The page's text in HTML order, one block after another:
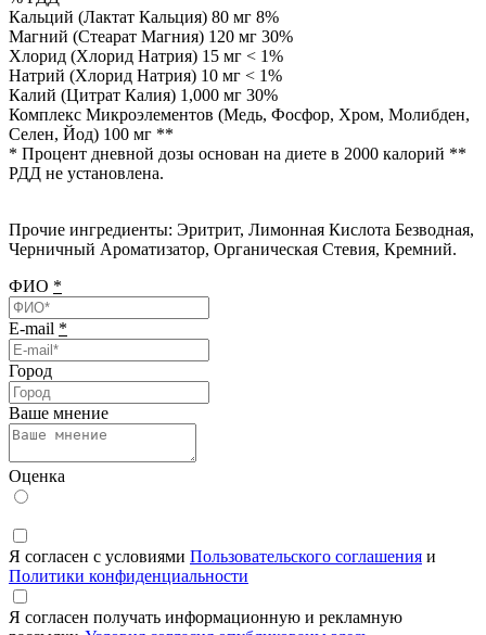
Кальций (Лактат Кальция) 80 мг 8%
Магний (Стеарат Магния) 120 мг 30%
Хлорид (Хлорид Натрия) 15 мг < 1%
Натрий (Хлорид Натрия) 10 мг < 1%
Калий (Цитрат Калия) 1,000 мг 30%
Комплекс Микроэлементов (Медь, Фосфор, Хром, Молибден,
Селен, Йод) 100 мг **
* Процент дневной дозы основан на диете в 2000 калорий **
РДД не установлена.
Прочие ингредиенты: Эритрит, Лимонная Кислота Безводная,
Черничный Ароматизатор, Органическая Стевия, Кремний.
ФИО *
E-mail *
Город
Ваше мнение
Оценка
Я согласен с условиями Пользовательского соглашения и
Политики конфиденциальности
Я согласен получать информационную и рекламную